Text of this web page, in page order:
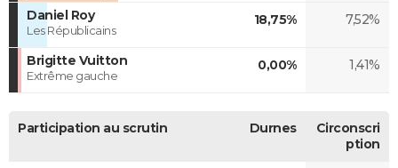
Daniel Roy
Les Républicains
18,75% 7,52%
Brigitte Vuitton
Extrême gauche
0,00% 1,41%
Participation au scrutin Durnes
Circonscri
ption